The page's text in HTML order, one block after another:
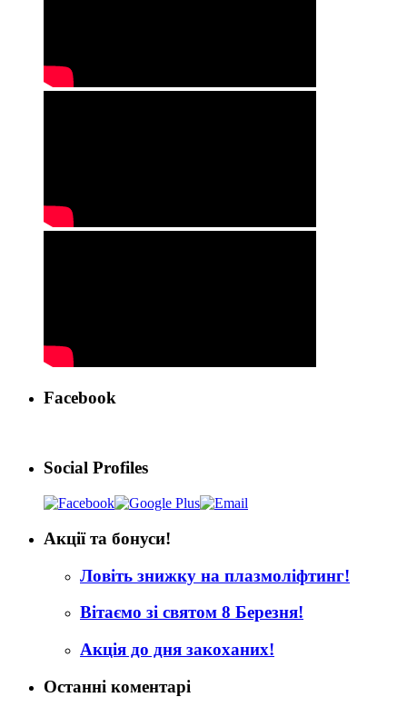
Facebook
Social Profiles
Акції та бонуси!
Ловіть знижку на плазмоліфтинг!
Вітаємо зі святом 8 Березня!
Акція до дня закоханих!
Останні коментарі